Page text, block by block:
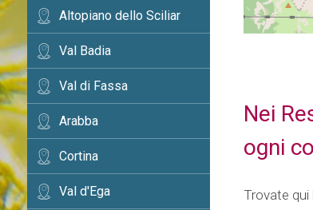
Altopiano dello Sciliar
Val Badia
Val di Fassa
Arabba
Cortina
Val d'Ega
Nei
ogni
Trovate